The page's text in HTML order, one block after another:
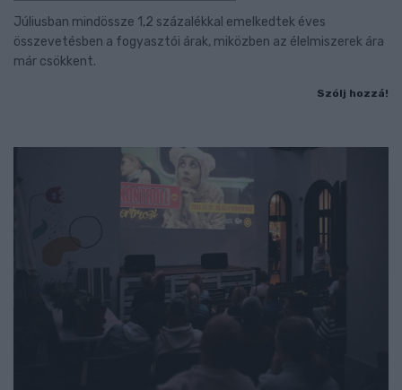
Júliusban mindössze 1,2 százalékkal emelkedtek éves
összevetésben a fogyasztói árak, miközben az élelmiszerek ára
már csökkent.
Szólj hozzá!